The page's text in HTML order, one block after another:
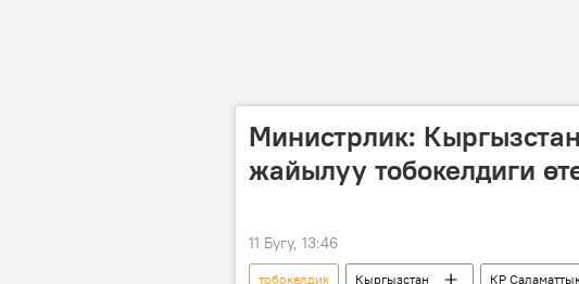
Министрлик:
жайылуу тобокелдиги
11 Бугу, 13:46
тобокелдик Кыргызстан КР